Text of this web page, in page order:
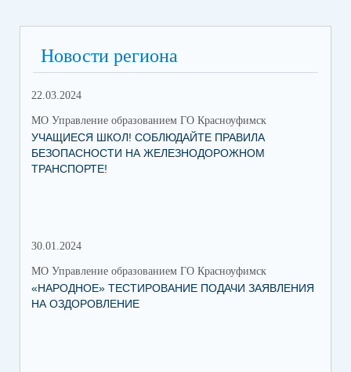
Новости региона
22.03.2024
МО Управление образованием ГО Красноуфимск
УЧАЩИЕСЯ ШКОЛ! СОБЛЮДАЙТЕ ПРАВИЛА
БЕЗОПАСНОСТИ НА ЖЕЛЕЗНОДОРОЖНОМ
ТРАНСПОРТЕ!
30.01.2024
МО Управление образованием ГО Красноуфимск
«НАРОДНОЕ» ТЕСТИРОВАНИЕ ПОДАЧИ ЗАЯВЛЕНИЯ
НА ОЗДОРОВЛЕНИЕ